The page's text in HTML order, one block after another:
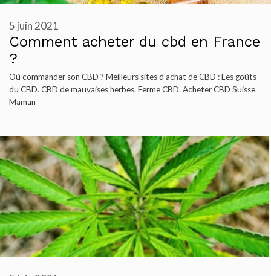
Comment acheter du cbd en France
?
5 juin 2021
Où commander son CBD ? Meilleurs sites d’achat de CBD : Les goûts
du CBD. CBD de mauvaises herbes. Ferme CBD. Acheter CBD Suisse.
Maman